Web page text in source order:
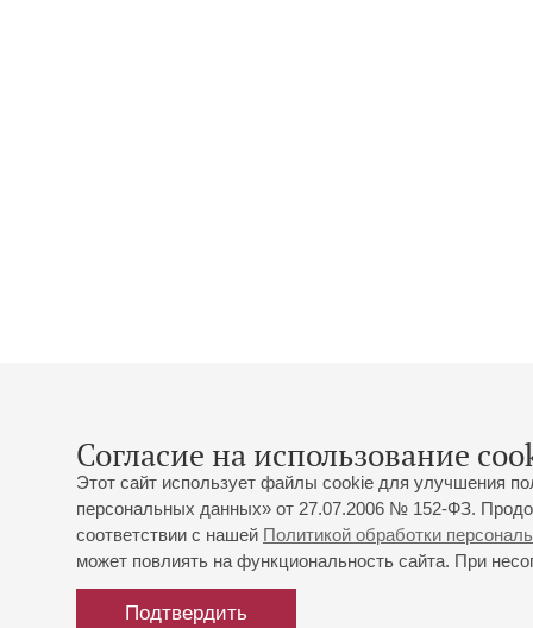
Согласие на использование
Этот сайт использует файлы cookie для улучшения
персональных данных» от 27.07.2006 № 152-ФЗ.
соответствии с нашей Политикой обработки
может повлиять на функциональность сайта. При
Подтвердить